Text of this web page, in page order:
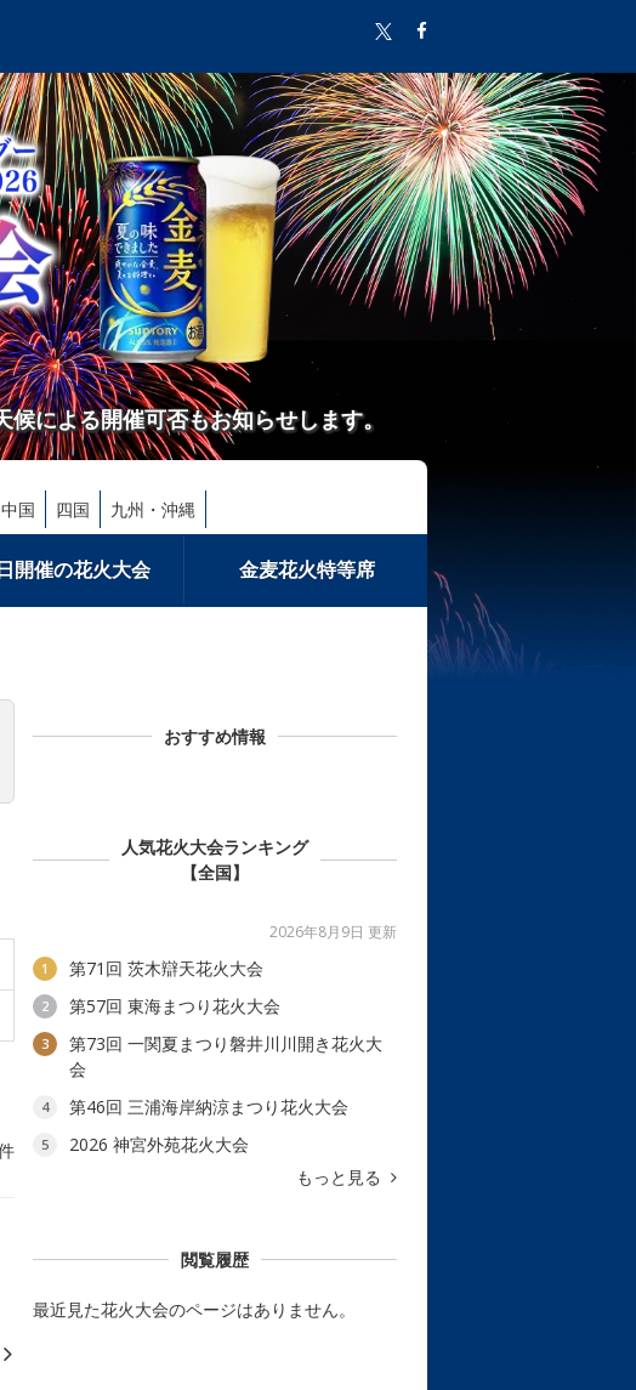
による開催可否もお知らせします。
中国 四国 九州・沖縄
開催の花火大会 金麦花火特等席
おすすめ情報
人気花火大会ランキング
【全国】
2026年8月9日 更新
1 第71回 茨木辯天花火大会
2 第57回 東海まつり花火大会
3
第73回 一関夏まつり磐井川川開き花火大
会
4 第46回 三浦海岸納涼まつり花火大会
5
2026 神宮外苑花火大会
もっと見る
閲覧履歴
最近見た花火大会のページはありません。